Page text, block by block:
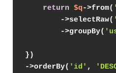
return $q->from(
        ->selectRaw(
        ->groupBy(
})
->orderBy( 'id' ,